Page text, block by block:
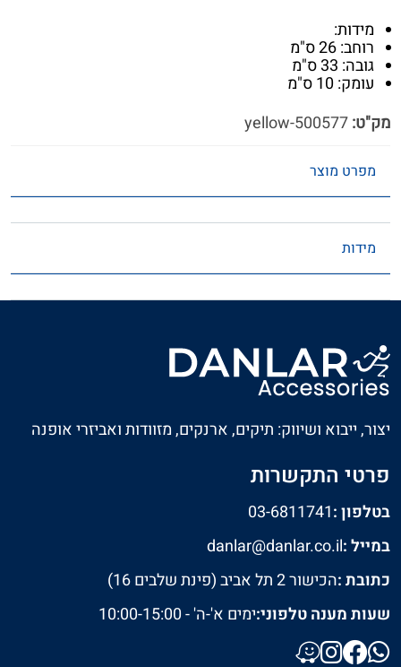
מידות:
רוחב: 26 ס"מ
גובה: 33 ס"מ
עומק: 10 ס"מ
מק"ט:
מפרט מוצר
מידות
יצור, ייבוא ושיווק: תיקים, ארנקים, מזוודות ואביזרי אופנה
פרטי התקשרות
בטלפון :03-6811741
במייל :danlar@danlar.co.il
כתובת :הכישור 2 תל אביב (פינת שלבים 16)
שעות מענה טלפוני:ימים א'-ה' - 10:00-15:00